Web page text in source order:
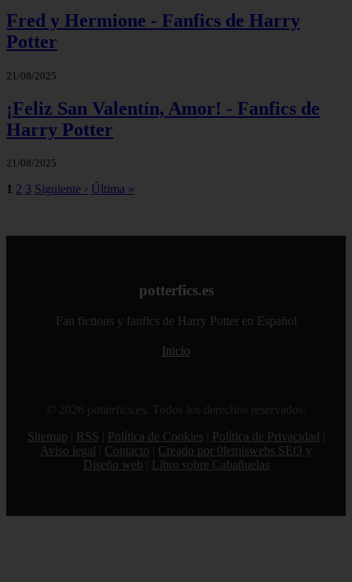
Fred y Hermione - Fanfics de Harry
Potter
21/08/2025
¡Feliz San Valentín, Amor! - Fanfics de
Harry Potter
21/08/2025
1 2 3 Siguiente › Última »
potterfics.es
Fan fictions y fanfics de Harry Potter en Español
Inicio
© 2026 potterfics.es. Todos los derechos reservados.
Sitemap
RSS Política de Cookies Política de Privacidad
Aviso legal
Contacto
Creado por 0lemiswebs SEO y
Diseño web
Libro sobre Cabañuelas